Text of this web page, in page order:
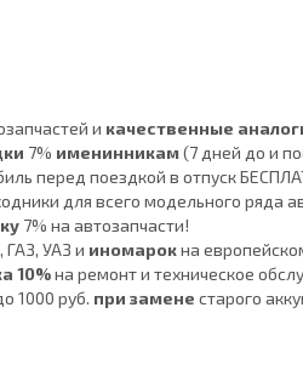
и качественные
7% именинникам(7 дней до и
перед поездкой в отпуск
для всего модельного ряда
7% на автозапчасти!
, ГАЗ, УАЗ и иномарокна
10%на ремонт и техническое
1000 руб. при замене старого